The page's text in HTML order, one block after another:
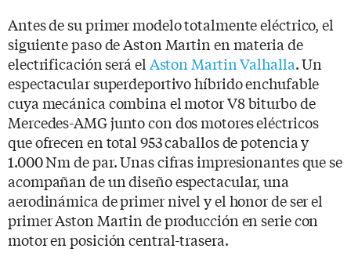
Antes de su primer modelo totalmente eléctrico, el
siguiente paso de Aston Martin en materia de
electrificación será el Aston Martin Valhalla. Un
espectacular superdeportivo híbrido enchufable
cuya mecánica combina el motor V8 biturbo de
Mercedes-AMG junto con dos motores eléctricos
que ofrecen en total 953 caballos de potencia y
1.000 Nm de par. Unas cifras impresionantes que se
acompañan de un diseño espectacular, una
aerodinámica de primer nivel y el honor de ser el
primer Aston Martin de producción en serie con
motor en posición central-trasera.